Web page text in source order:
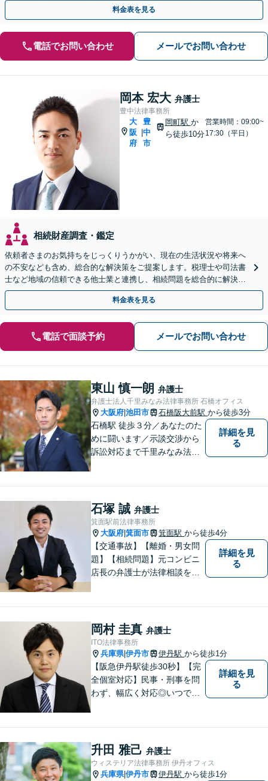
料金表を見る
電話でお問い合わせ メールでお問い合わせ
岡本 宏大 弁護士
豊中法律事務所
大
阪
府
|
豊
中
市
岡町駅 か
ら徒歩10分
営業時間：09:00~
17:30（平日）
相続財産調査・鑑定
依頼者さまのお気持ちをじっくりうかがい、現在の生活状況や将来へ
の不安なども含め、総合的な解決策をご提案します。税理士や司法書
士など地域の信頼できる他士業と連携し、相続問題を総合的に解決
「後見人にお悩みの方もお気軽にご相談を」
料金表を見る
電話で面談予約 メールでお問い合わせ
東山 慎一朗 弁護士
弁護士法人千里みなみ法律事務所 石橋オフィス
大阪府 池田市 石橋阪大前駅 から徒歩3分
石橋駅 徒歩３分／あなたのた
めに闘います／示談交渉から
訴訟対応まで千里みなみ法律
詳細を見
る
石塚 誠 弁護士
箕面駅前法律事務所
大阪府 箕面市 箕面駅 から徒歩4分
【交通事故】【離婚・男女問
題】【相続問題】元コンビニ
店長の弁護士が法律相談を承
詳細を見
る
岡村 圭真 弁護士
ITO法律事務所
兵庫県|伊丹市 伊丹駅 から徒歩1分
【阪急伊丹駅徒歩30秒】【完
全個室対応】民事・刑事を問
わず、幅広く対応◎いつでも
れず、尽力してまいります。
【メーカー法務経験あり】
詳細を見
る
升田 雅己 弁護士
ウィステリア法律事務所 伊丹オフィス
兵庫県|伊丹市 伊丹駅 から徒歩1分